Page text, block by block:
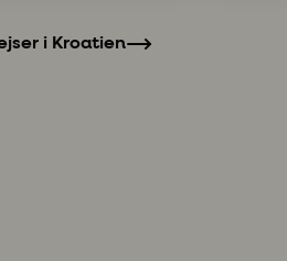
i Kroatien